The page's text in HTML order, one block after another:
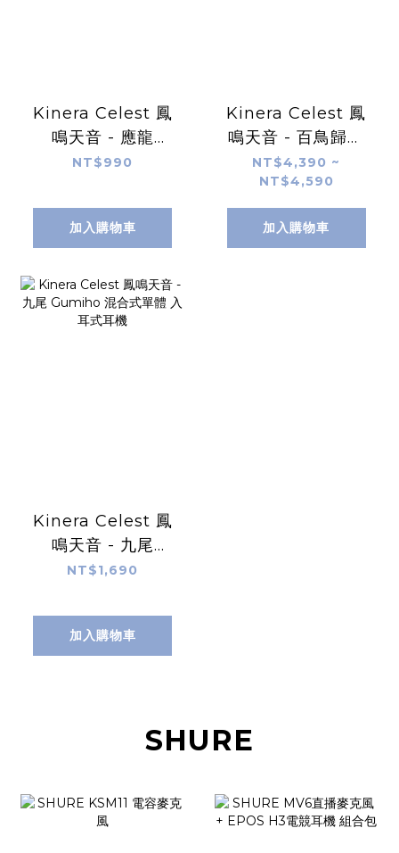
Kinera Celest 鳳
鳴天音 - 應龍
Wyvern Pro 麥克
NT$990
加入購物車
Kinera Celest 鳳
鳴天音 - 百鳥歸巢
PhoenixCall 五混
合單元 入耳式耳機
NT$4,390 ~
NT$4,590
加入購物車
Kinera Celest 鳳
鳴天音 - 九尾
Gumiho 混合式單
NT$1,690
加入購物車
SHURE